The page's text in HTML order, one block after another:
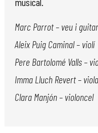
Marc Parrot – veu i
Aleix Puig Caminal – violí
Pere Bartolomé Valls –
Imma Lluch Revert – viola
Clara Manjón – violoncel